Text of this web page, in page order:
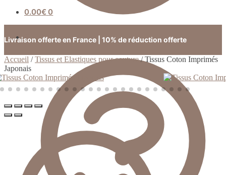
F.A.Q / Contact
0.00€ 0
Livraison offerte en France | 10% de réduction offerte
Accueil /Tissus et Elastiques pour couture/Tissus Coton Imprimés
Japonais